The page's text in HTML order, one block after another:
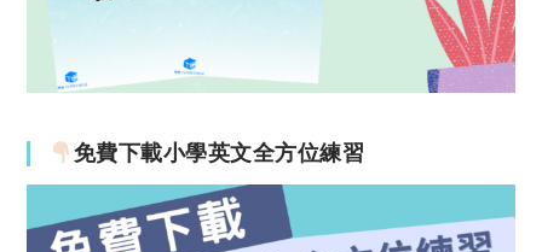
免費下載小學英文全方位練習